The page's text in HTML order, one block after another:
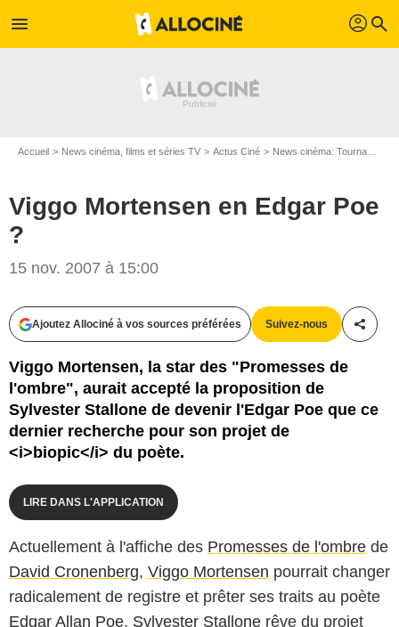
menu profil search
Accueil News cinéma, films et séries TV Actus Ciné News cinéma: Tournages
Viggo Mortensen en Edgar Poe
?
15 nov. 2007 à 15:00
Ajoutez Allociné à vos sources préférées Suivez-nous
Viggo Mortensen, la star des "Promesses de
l'ombre", aurait accepté la proposition de
Sylvester Stallone de devenir l'Edgar Poe que ce
dernier recherche pour son projet de
<i>biopic</i> du poète.
LIRE DANS L'APPLICATION
Actuellement à l'affiche des Promesses de l'ombre de
David Cronenberg, Viggo Mortensen pourrait changer
radicalement de registre et prêter ses traits au poète
Edgar Allan Poe. Sylvester Stallone rêve du projet